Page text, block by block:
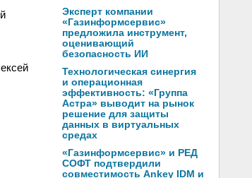
Эксперт компании
«Газинформсервис»
предложила инструмент,
оценивающий
безопасность ИИ
Технологическая синергия
и операционная
эффективность: «Группа
Астра» выводит на рынок
решение для защиты
данных в виртуальных
средах
«Газинформсервис» и РЕД
СОФТ подтвердили
совместимость Ankey IDM и